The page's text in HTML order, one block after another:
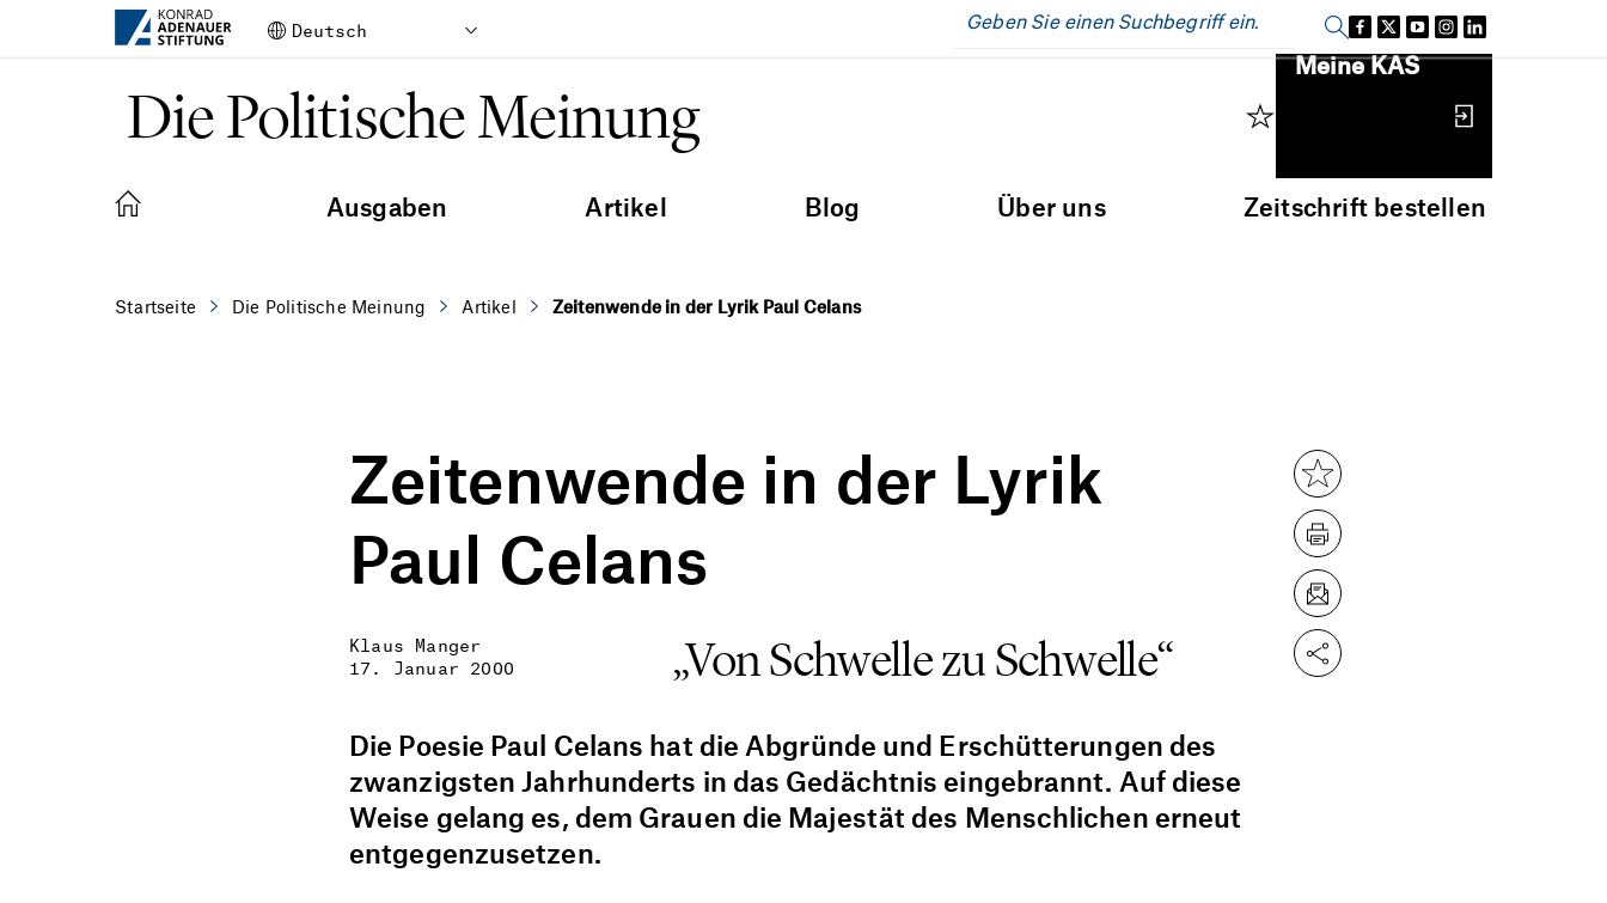
Zum Hauptinhalt springen
Die Politische Meinung
Einloggen
Meine KAS
Ausgaben Artikel Blog Über uns Zeitschrift bestellen
Startseite Die Politische Meinung Artikel Zeitenwende in der Lyrik Paul Celans
Zeitenwende in der Lyrik
Paul Celans
Klaus Manger
17. Januar 2000
„Von Schwelle zu Schwelle“
Die Poesie Paul Celans hat die Abgründe und Erschütterungen des
zwanzigsten Jahrhunderts in das Gedächtnis eingebrannt. Auf diese
Weise gelang es, dem Grauen die Majestät des Menschlichen erneut
entgegenzusetzen.